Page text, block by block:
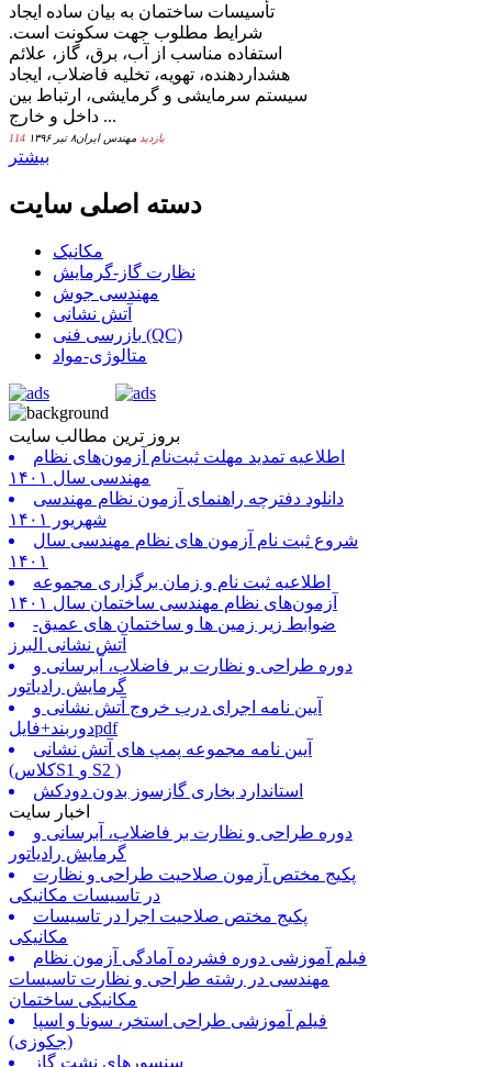
تأسیسات ساختمان به بیان ساده ایجاد
شرایط مطلوب جهت سکونت است.
استفاده مناسب از آب، برق، گاز، علائم
هشداردهنده، تهویه، تخلیه فاضلاب، ایجاد
سیستم سرمایشی و گرمایشی، ارتباط بین
داخل و خارج ...
114 بازدید مهندس ایران۸ تیر ۱۳۹۶
بیشتر
دسته اصلی سایت
مکانیک
نظارت گاز-گرمایش
مهندسی جوش
آتش نشانی
بازرسی فنی (QC)
متالوژی-مواد
بروز ترین مطالب سایت
اطلاعیه تمدید مهلت ثبت‌نام آزمون‌های نظام
مهندسی سال ۱۴۰۱
دانلود دفترچه راهنمای آزمون نظام مهندسی
شهریور ۱۴۰۱
شروع ثبت نام آزمون های نظام مهندسی سال
۱۴۰۱
اطلاعیه ثبت نام و زمان برگزاری مجموعه
آزمون‌های نظام مهندسی ساختمان سال ۱۴۰۱
ضوابط زیر زمین ها و ساختمان های عمیق-
آتش نشانی البرز
دوره طراحی و نظارت بر فاضلاب، آبرسانی و
گرمایش رادیاتور
آیین نامه اجرای درب خروج آتش نشانی و
دوربند+فایلpdf
آیین نامه مجموعه پمپ های آتش نشانی
(کلاسS1 و S2 )
استاندارد بخاری گازسوز بدون دودکش
اخبار سایت
دوره طراحی و نظارت بر فاضلاب، آبرسانی و
گرمایش رادیاتور
پکیج مختص آزمون صلاحیت طراحی و نظارت
در تاسیسات مکانیکی
پکیج مختص صلاحیت اجرا در تاسیسات
مکانیکی
فیلم آموزشی دوره فشرده آمادگی آزمون نظام
مهندسی در رشته طراحی و نظارت تاسیسات
مکانیکی ساختمان
فیلم آموزشی طراحی استخر، سونا و اسپا
(جکوزی)
سنسورهای نشت گاز